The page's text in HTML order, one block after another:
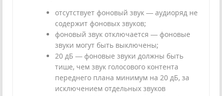
отсутствует фоновый звук — аудиоряд не
содержит фоновых звуков;
фоновый звук отключается — фоновые
звуки могут быть выключены;
20 дБ — фоновые звуки должны быть
тише, чем звук голосового контента
переднего плана минимум на 20 дБ, за
исключением отдельных звуков